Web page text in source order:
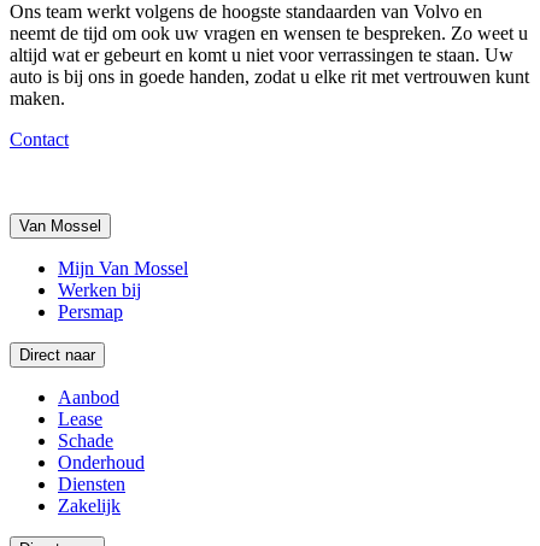
Ons team werkt volgens de hoogste standaarden van Volvo en
neemt de tijd om ook uw vragen en wensen te bespreken. Zo weet u
altijd wat er gebeurt en komt u niet voor verrassingen te staan. Uw
auto is bij ons in goede handen, zodat u elke rit met vertrouwen kunt
maken.
Contact
Van Mossel
Mijn Van Mossel
Werken bij
Persmap
Direct naar
Aanbod
Lease
Schade
Onderhoud
Diensten
Zakelijk